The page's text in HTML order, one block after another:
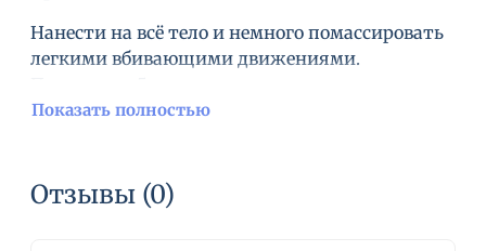
Нанести на всё тело и немного помассировать
легкими вбивающими движениями.
пудру в направлении естественного роста
живыми и яркими.
Показать полностью
Отзывы (0)